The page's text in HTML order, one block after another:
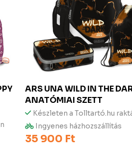
ARS UNAWILD IN THE
ANATÓMIAI SZETT
Készleten a Tolltartó.hu
Ingyenes házhozszállítás
35 900 Ft